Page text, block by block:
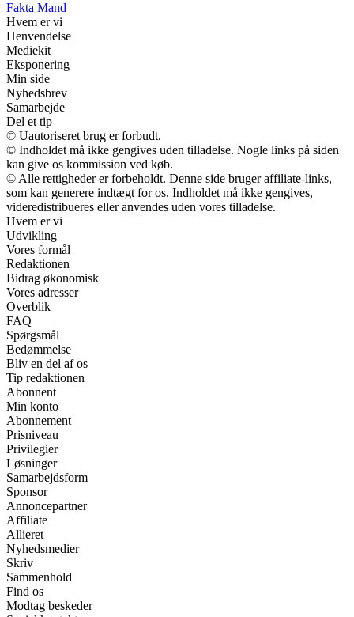
Fakta Mand
Hvem er vi
Henvendelse
Mediekit
Eksponering
Min side
Nyhedsbrev
Samarbejde
Del et tip
© Uautoriseret brug er forbudt.
© Indholdet må ikke gengives uden tilladelse. Nogle links på siden
kan give os kommission ved køb.
© Alle rettigheder er forbeholdt. Denne side bruger affiliate-links,
som kan generere indtægt for os. Indholdet må ikke gengives,
videredistribueres eller anvendes uden vores tilladelse.
Hvem er vi
Udvikling
Vores formål
Redaktionen
Bidrag økonomisk
Vores adresser
Overblik
FAQ
Spørgsmål
Bedømmelse
Bliv en del af os
Tip redaktionen
Abonnent
Min konto
Abonnement
Prisniveau
Privilegier
Løsninger
Samarbejdsform
Sponsor
Annoncepartner
Affiliate
Allieret
Nyhedsmedier
Skriv
Sammenhold
Find os
Modtag beskeder